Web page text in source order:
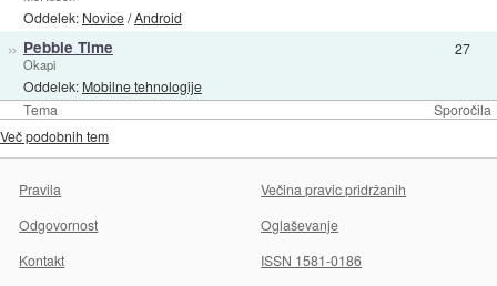
Tema Sporočila
Oddelek: Novice/Android
» Pebble Time
Okapi
Oddelek: Mobilne tehnologije
27
Več podobnih tem
Pravila
Večina pravic pridržanih
Odgovornost
Oglaševanje
Kontakt
ISSN 1581-0186